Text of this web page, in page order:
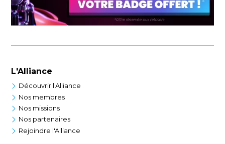
L'Alliance
Découvrir l'Alliance
Nos membres
Nos missions
Nos partenaires
Rejoindre l'Alliance